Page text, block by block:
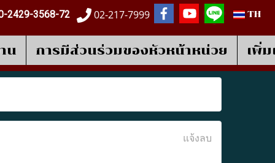
2429-3568-72 02-217-7999 TH
น การมีส่วนร่วมของหัวหน้าหน่วย เพิ่
แจ้งลบ